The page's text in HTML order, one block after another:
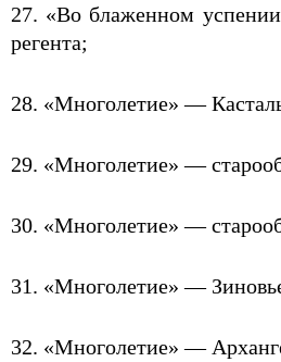
27. «Во блаженном
регента;
28. «Многолетие» —
29. «Многолетие» —
30. «Многолетие» —
31. «Многолетие» —
32. «Многолетие» —